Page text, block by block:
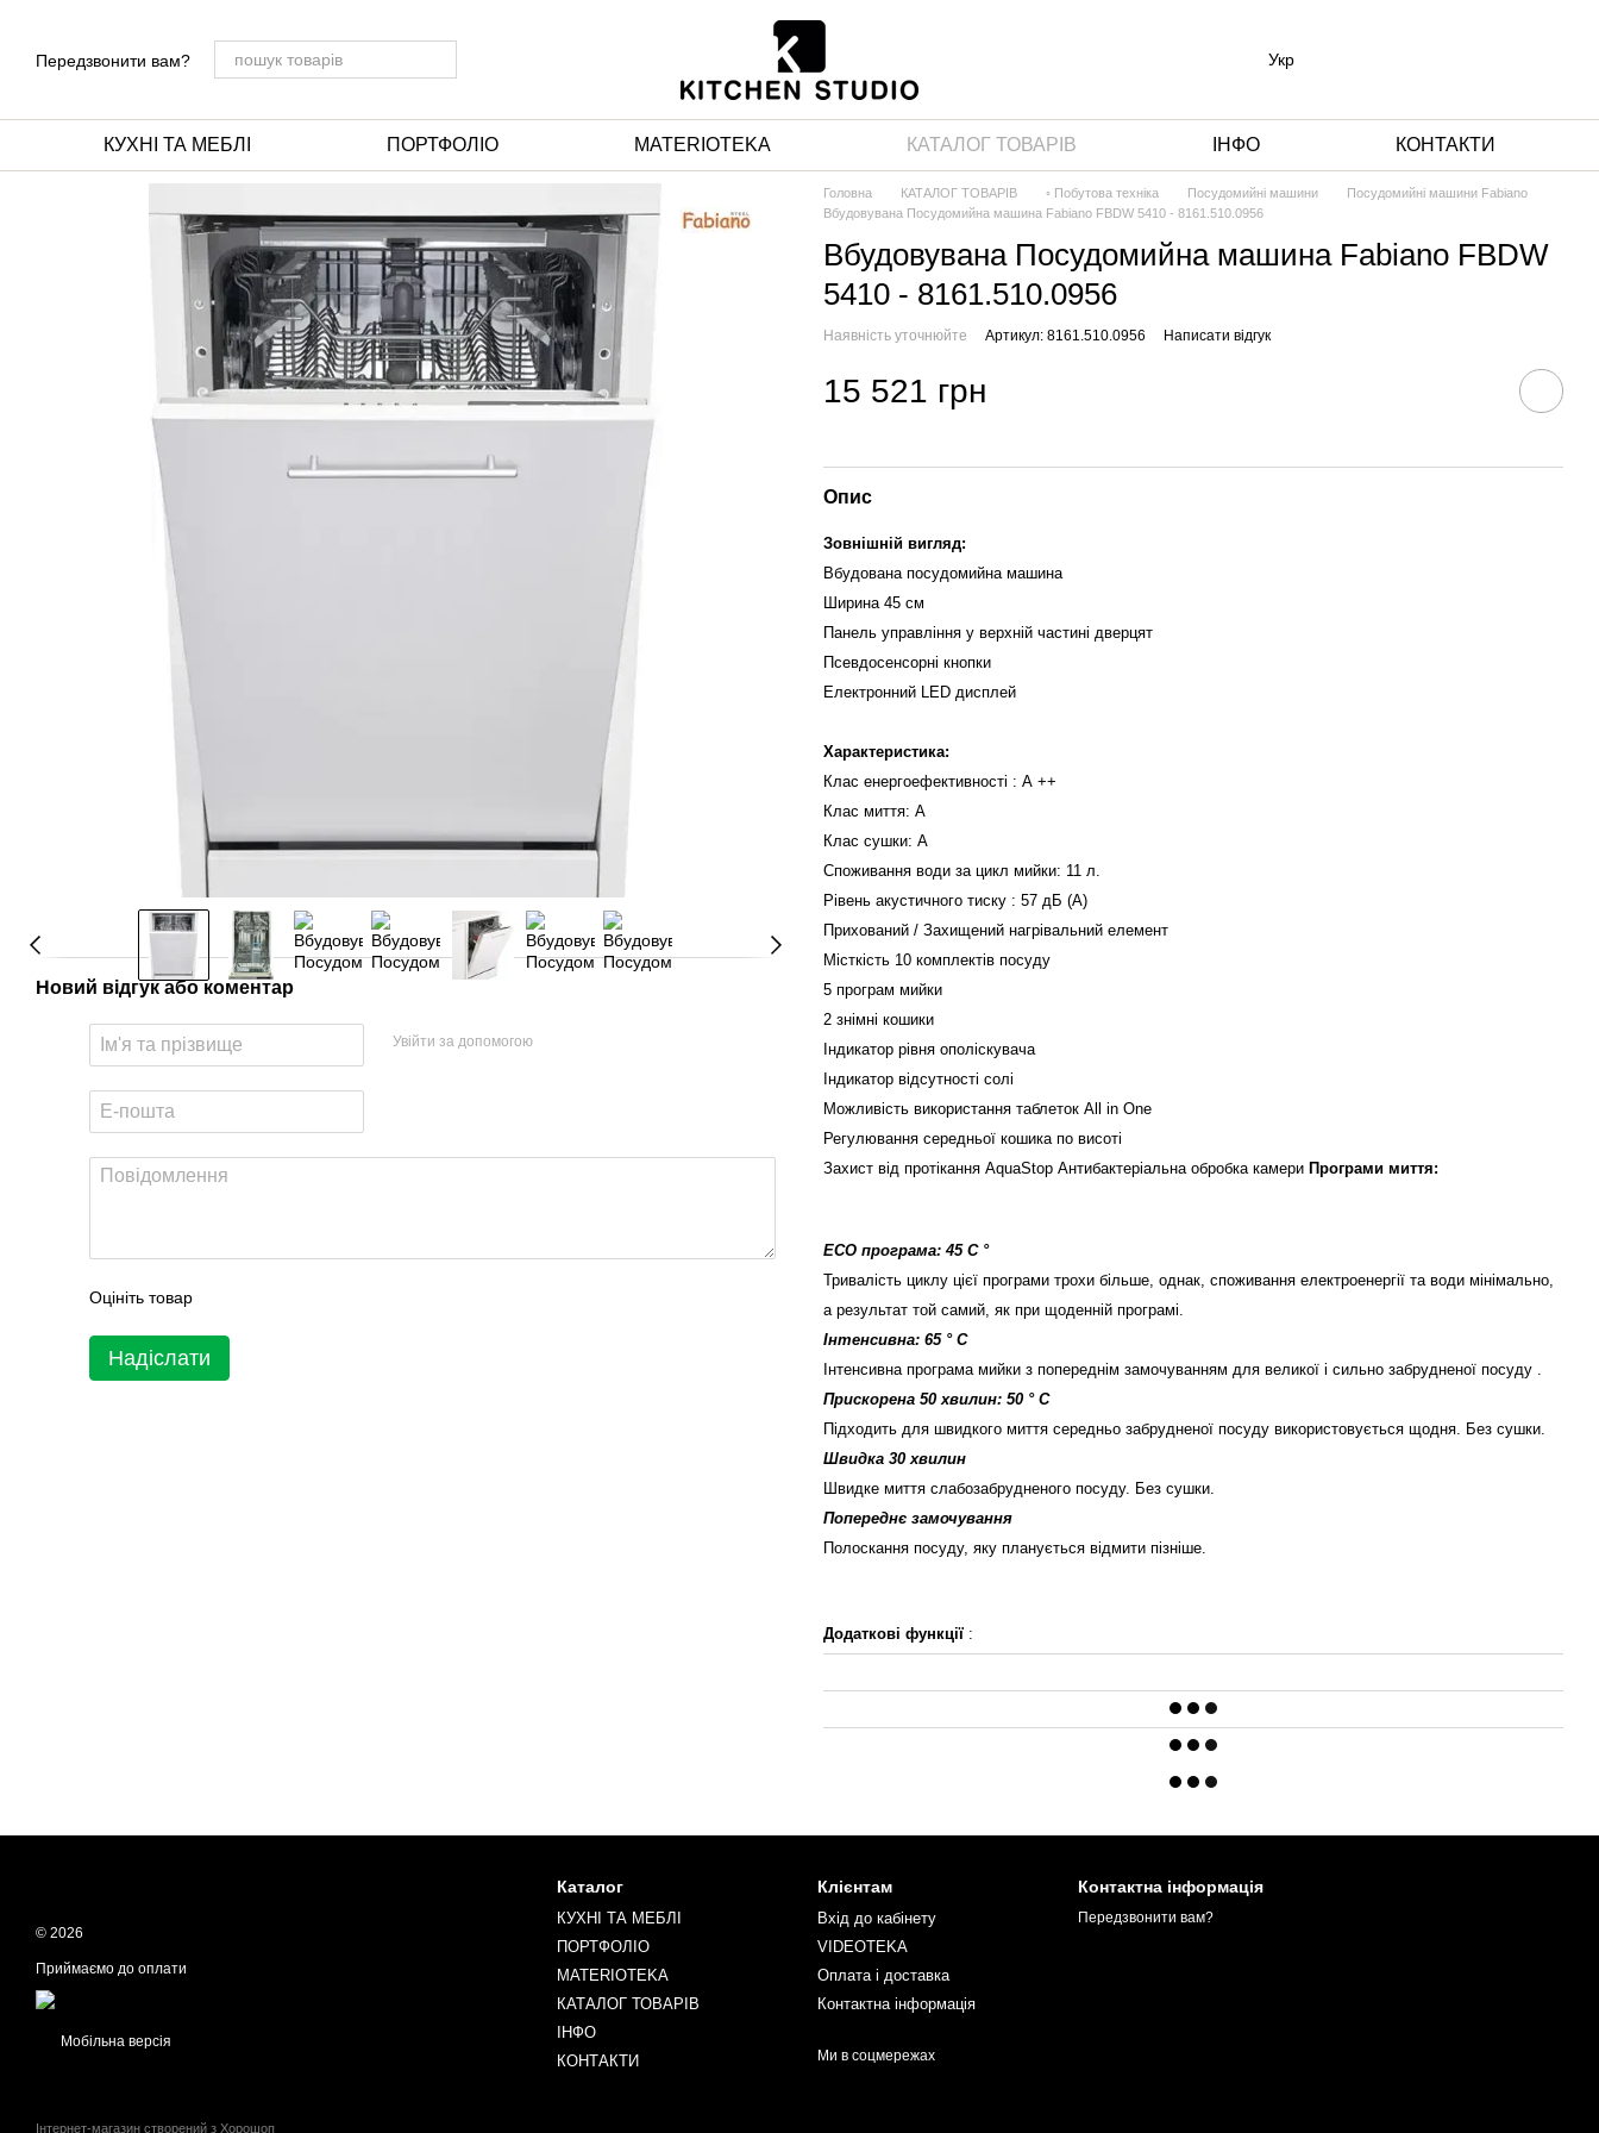
Передзвонити вам? Укр
КУХНІ ТА МЕБЛІ ПОРТФОЛІО MATERIOTEKA КАТАЛОГ ТОВАРІВ ІНФО КОНТАКТИ
Новий відгук або коментар
Увійти за допомогою
Оцініть товар
Надіслати
Головна КАТАЛОГ ТОВАРІВ ◦ Побутова техніка Посудомийні машини
Посудомийні машини Fabiano
Вбудовувана Посудомийна машина Fabiano FBDW 5410 - 8161.510.0956
Вбудовувана Посудомийна машина Fabiano FBDW
5410 - 8161.510.0956
Наявність уточнюйте Артикул: 8161.510.0956 Написати відгук
15 521 грн
Опис
Зовнішній вигляд:
Вбудована посудомийна машина
Ширина 45 см
Панель управління у верхній частині дверцят
Псевдосенсорні кнопки
Електронний LED дисплей
Характеристика:
Клас енергоефективності : А ++
Клас миття: А
Клас сушки: А
Споживання води за цикл мийки: 11 л.
Рівень акустичного тиску : 57 дБ (А)
Прихований / Захищений нагрівальний елемент
Місткість 10 комплектів посуду
5 програм мийки
2 знімні кошики
Індикатор рівня ополіскувача
Індикатор відсутності солі
Можливість використання таблеток All in One
Регулювання середньої кошика по висоті
Захист від протікання AquaStop Антибактеріальна обробка камери Програми миття:
ECO програма: 45 С °
Тривалість циклу цієї програми трохи більше, однак, споживання електроенергії та води мінімально,
а результат той самий, як при щоденній програмі.
Інтенсивна: 65 ° C
Інтенсивна програма мийки з попереднім замочуванням для великої і сильно забрудненої посуду .
Прискорена 50 хвилин: 50 ° C
Підходить для швидкого миття середньо забрудненої посуду використовується щодня. Без сушки.
Швидка 30 хвилин
Швидке миття слабозабрудненого посуду. Без сушки.
Попереднє замочування
Полоскання посуду, яку планується відмити пізніше.
Додаткові функції :
© 2026
Приймаємо до оплати
Мобільна версія
Інтернет-магазин створений з Хорошоп
Каталог
КУХНІ ТА МЕБЛІ
ПОРТФОЛІО
MATERIOTEKA
КАТАЛОГ ТОВАРІВ
ІНФО
КОНТАКТИ
Клієнтам
Вхід до кабінету
VIDEOTEKA
Оплата і доставка
Контактна інформація
Ми в соцмережах
Контактна інформація
Передзвонити вам?